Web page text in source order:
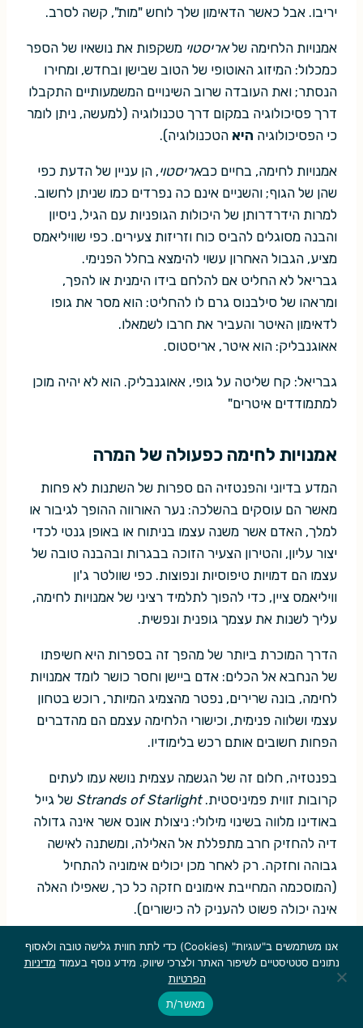
יריבו. אבל כאשר הדאימון שלך לוחש "מות", קשה לסרב.
אמנויות הלחימה שלאריסטוי משקפות את נושאיו של הספר
כמכלול: המיזוג האוטופי של הטוב שבישן ובחדש, ומחירו
הנסתר; ואת העובדה שרוב השינויים המשמעותיים התקבלו
דרך פסיכולוגיה במקום דרך טכנולוגיה (למעשה, ניתן לומר
כי הפסיכולוגיה היא הטכנולוגיה).
אמנויות לחימה, בחיים כבאריסטוי, הן עניין של הדעת כפי
שהן של הגוף; והשניים אינם כה נפרדים כמו שניתן לחשוב.
למרות הידרדרותן של היכולות הגופניות עם הגיל, ניסיון
והבנה מסוגלים להביס כוח וזריזות צעירים. כפי שוויליאמס
מציע, הגבול האחרון עשוי להימצא בחלל הפנימי.
גבריאל לא החליט אם להלחם בידו הימנית או להפך,
ומראהו של סילבנוס גרם לו להחליט: הוא מסר את גופו
לדאימון האיטר והעביר את חרבו לשמאלו.
אאוגנבליק: הוא איטר, אריסטוס.
גבריאל: קח שליטה על גופי, אאוגנבליק. הוא לא יהיה מוכן
למתמודדים איטרים"
אמנויות לחימה כפעולה של המרה
המדע בדיוני והפנטזיה הם ספרות של השתנות לא פחות
מאשר הם עוסקים בהשלכה: נער האורווה ההופך לגיבור או
למלך, האדם אשר משנה עצמו בניתוח או באופן גנטי לכדי
יצור עליון, והטירון הצעיר הזוכה בבגרות ובהבנה טובה של
עצמו הם דמויות טיפוסיות ונפוצות. כפי שוולטר ג'ון
וויליאמס ציין, כדי להפוך לתלמיד רציני של אמנויות לחימה,
עליך לשנות את עצמך גופנית ונפשית.
הדרך המוכרת ביותר של מהפך זה בספרות היא חשיפתו
של הנחבא אל הכלים: אדם ביישן וחסר כושר לומד אמנויות
לחימה, בונה שרירים, נפטר מהצמיג המיותר, רוכש בטחון
עצמי ושלווה פנימית, וכישורי הלחימה עצמם הם מהדברים
הפחות חשובים אותם רכש בלימודיו.
בפנטזיה, חלום זה של הגשמה עצמית נושא עמו לעתים
קרובות זווית פמיניסטית.Strands of Starlight של גייל
באודינו מלווה בשינוי מילולי: ניצולת אונס אשר אינה גדולה
דיה להחזיק חרב מתפללת אל האלילה, ומשתנה לאישה
גבוהה וחזקה. רק לאחר מכן יכולים אימוניה להתחיל
(המוסכמה המחייבת אימונים חזקה כל כך, שאפילו האלה
אינה יכולה פשוט להעניק לה כישורים).
בספרThe Ladies of Mandrigynשל מדריכת הקראטה
לשעבר ברברה המבלי, גבריה של מנדריגין הפטריארכלית
נלקחו לעבדות. הנשים נאלצות לשכור שכיר-חרב שילמד
אותן להלחם, כך שיוכלו להציל את הגברים. אולם אימוניהן,
אנו משתמשים ב"עוגיות" (Cookies) כדי לתת חווית גלישה טובה ולאסוף
נתונים סטטיסטיים לשיפור האתר ולצרכי שיווק. מידע נוסף בעמוד מדיניות
הפרטיות
מאשר/ת